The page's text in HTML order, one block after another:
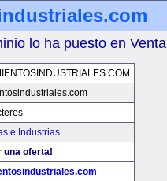
lo ha puesto en Venta
e Industrias
una oferta!